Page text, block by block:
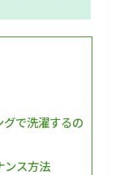
で洗濯するの
ンス方法